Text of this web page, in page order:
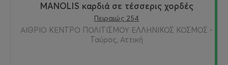
MANOLIS καρδιά σε τέσσερις χορδές
Πειραιώς 254
ΑΙΘΡΙΟ ΚΕΝΤΡΟ ΠΟΛΙΤΙΣΜΟΥ ΕΛΛΗΝΙΚΟΣ ΚΟΣΜΟΣ -
Ταύρος, Αττική